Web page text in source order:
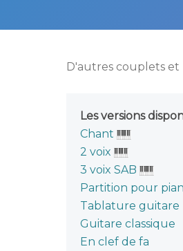
D'autres couplets
Les versions
Chant
2 voix
3 voix SAB
Partition pour
Tablature guitare
Guitare classique
En clef de fa